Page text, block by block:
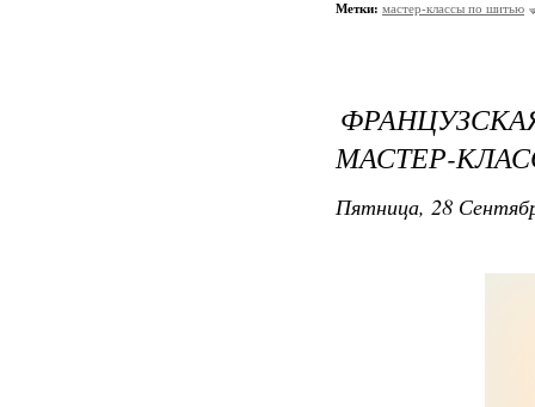
Метки: мастер-классы по шитью
МАСТЕР-
Пятница, 28